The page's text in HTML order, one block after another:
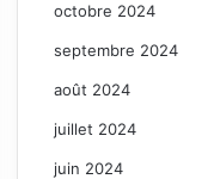
octobre 2024
septembre 2024
août 2024
juillet 2024
juin 2024